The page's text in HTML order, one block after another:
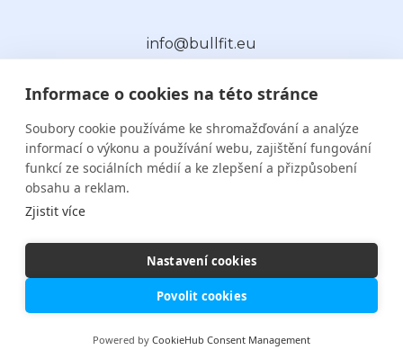
Informace o cookies na této stránce
Soubory cookie používáme ke shromažďování a analýze
informací o výkonu a používání webu, zajištění fungování
funkcí ze sociálních médií a ke zlepšení a přizpůsobení
obsahu a reklam.
Zjistit více
Nastavení cookies
Povolit cookies
Powered by CookieHub Consent Management
info@bullfit.eu
Bullfit © 2023